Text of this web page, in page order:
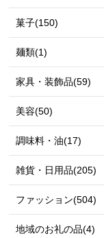
菓子(150)
麺類(1)
家具・装飾品(59)
美容(50)
調味料・油(17)
雑貨・日用品(205)
ファッション(504)
地域のお礼の品(4)